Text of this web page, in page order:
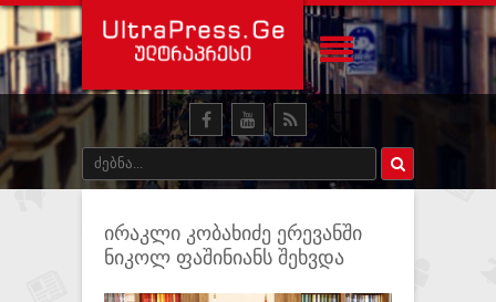
ირაკლი კობახიძე ერევანში
ნიკოლ ფაშინიანს შეხვდა